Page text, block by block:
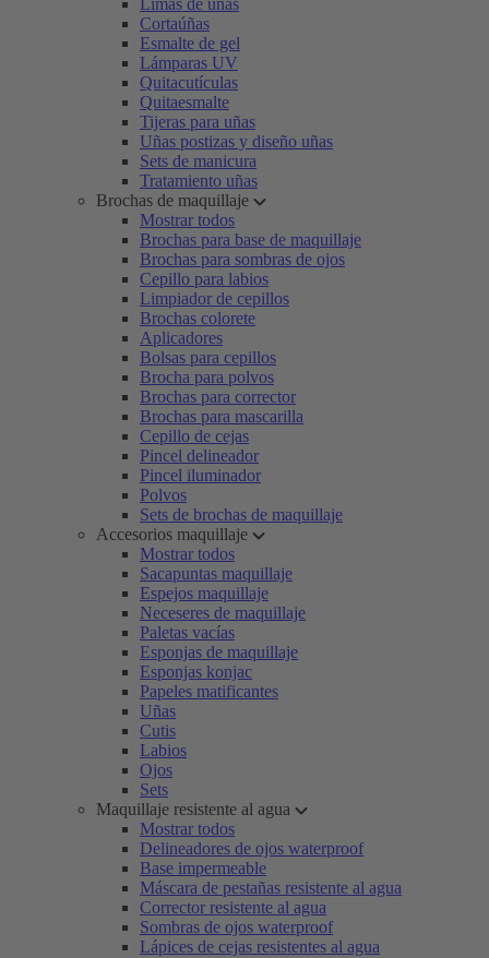
Limas de uñas
Cortaúñas
Esmalte de gel
Lámparas UV
Quitacutículas
Quitaesmalte
Tijeras para uñas
Uñas postizas y diseño uñas
Sets de manicura
Tratamiento uñas
Brochas de maquillaje
Mostrar todos
Brochas para base de maquillaje
Brochas para sombras de ojos
Cepillo para labios
Limpiador de cepillos
Brochas colorete
Aplicadores
Bolsas para cepillos
Brocha para polvos
Brochas para corrector
Brochas para mascarilla
Cepillo de cejas
Pincel delineador
Pincel iluminador
Polvos
Sets de brochas de maquillaje
Accesorios maquillaje
Mostrar todos
Sacapuntas maquillaje
Espejos maquillaje
Neceseres de maquillaje
Paletas vacías
Esponjas de maquillaje
Esponjas konjac
Papeles matificantes
Uñas
Cutis
Labios
Ojos
Sets
Maquillaje resistente al agua
Mostrar todos
Delineadores de ojos waterproof
Base impermeable
Máscara de pestañas resistente al agua
Corrector resistente al agua
Sombras de ojos waterproof
Lápices de cejas resistentes al agua